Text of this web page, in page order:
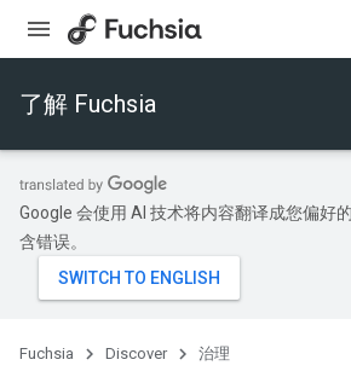
了解 Fuchsia
Google 会使用 AI 技术将内容翻译成您偏好
含错误。
Fuchsia Discover 治理